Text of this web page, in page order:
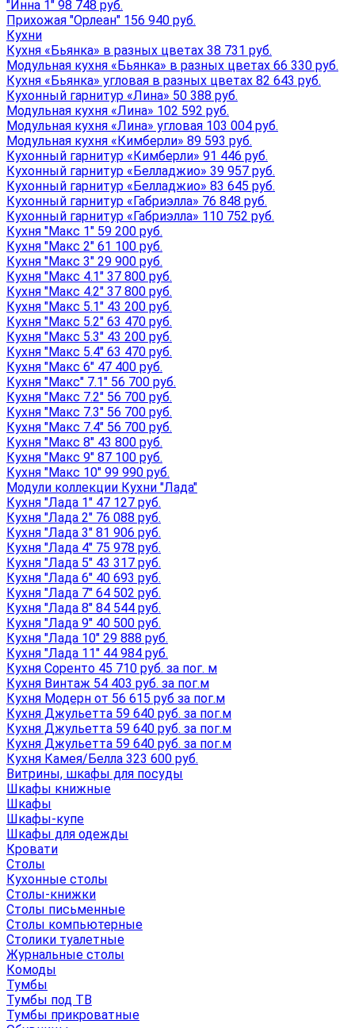
"Инна 1" 98 748 руб.
Прихожая "Орлеан" 156 940 руб.
Кухни
Кухня «Бьянка» в разных цветах 38 731 руб.
Модульная кухня «Бьянка» в разных цветах 66 330 руб.
Кухня «Бьянка» угловая в разных цветах 82 643 руб.
Кухонный гарнитур «Лина» 50 388 руб.
Модульная кухня «Лина» 102 592 руб.
Модульная кухня «Лина» угловая 103 004 руб.
Модульная кухня «Кимберли» 89 593 руб.
Кухонный гарнитур «Кимберли» 91 446 руб.
Кухонный гарнитур «Белладжио» 39 957 руб.
Кухонный гарнитур «Белладжио» 83 645 руб.
Кухонный гарнитур «Габриэлла» 76 848 руб.
Кухонный гарнитур «Габриэлла» 110 752 руб.
Кухня "Макс 1" 59 200 руб.
Кухня "Макс 2" 61 100 руб.
Кухня "Макс 3" 29 900 руб.
Кухня "Макс 4.1" 37 800 руб.
Кухня "Макс 4.2" 37 800 руб.
Кухня "Макс 5.1" 43 200 руб.
Кухня "Макс 5.2" 63 470 руб.
Кухня "Макс 5.3" 43 200 руб.
Кухня "Макс 5.4" 63 470 руб.
Кухня "Макс 6" 47 400 руб.
Кухня "Макс" 7.1" 56 700 руб.
Кухня "Макс 7.2" 56 700 руб.
Кухня "Макс 7.3" 56 700 руб.
Кухня "Макс 7.4" 56 700 руб.
Кухня "Макс 8" 43 800 руб.
Кухня "Макс 9" 87 100 руб.
Кухня "Макс 10" 99 990 руб.
Модули коллекции Кухни "Лада"
Кухня "Лада 1" 47 127 руб.
Кухня "Лада 2" 76 088 руб.
Кухня "Лада 3" 81 906 руб.
Кухня "Лада 4" 75 978 руб.
Кухня "Лада 5" 43 317 руб.
Кухня "Лада 6" 40 693 руб.
Кухня "Лада 7" 64 502 руб.
Кухня "Лада 8" 84 544 руб.
Кухня "Лада 9" 40 500 руб.
Кухня "Лада 10" 29 888 руб.
Кухня "Лада 11" 44 984 руб.
Кухня Соренто 45 710 руб. за пог. м
Кухня Винтаж 54 403 руб. за пог.м
Кухня Модерн от 56 615 руб за пог.м
Кухня Джульетта 59 640 руб. за пог.м
Кухня Джульетта 59 640 руб. за пог.м
Кухня Джульетта 59 640 руб. за пог.м
Кухня Камея/Белла 323 600 руб.
Витрины, шкафы для посуды
Шкафы книжные
Шкафы
Шкафы-купе
Шкафы для одежды
Кровати
Столы
Кухонные столы
Столы-книжки
Столы письменные
Столы компьютерные
Столики туалетные
Журнальные столы
Комоды
Тумбы
Тумбы под ТВ
Тумбы прикроватные